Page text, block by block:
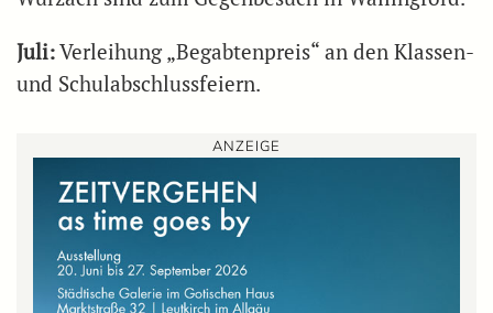
Juli:Verleihung „Begabtenpreis“ an den Klassen-
und Schulabschlussfeiern.
ANZEIGE